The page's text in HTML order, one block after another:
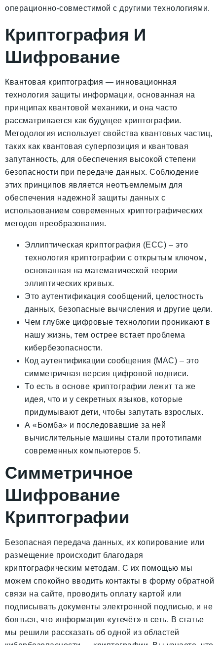
операционно-совместимой с другими технологиями.
Криптография И
Шифрование
Квантовая криптография — инновационная
технология защиты информации, основанная на
принципах квантовой механики, и она часто
рассматривается как будущее криптографии.
Методология использует свойства квантовых частиц,
таких как квантовая суперпозиция и квантовая
запутанность, для обеспечения высокой степени
безопасности при передаче данных. Соблюдение
этих принципов является неотъемлемым для
обеспечения надежной защиты данных с
использованием современных криптографических
методов преобразования.
Эллиптическая криптография (ECC) – это
технология криптографии с открытым ключом,
основанная на математической теории
эллиптических кривых.
Это аутентификация сообщений, целостность
данных, безопасные вычисления и другие цели.
Чем глубже цифровые технологии проникают в
нашу жизнь, тем острее встает проблема
кибербезопасности.
Код аутентификации сообщения (MAC) – это
симметричная версия цифровой подписи.
То есть в основе криптографии лежит та же
идея, что и у секретных языков, которые
придумывают дети, чтобы запутать взрослых.
А «Бомба» и последовавшие за ней
вычислительные машины стали прототипами
современных компьютеров 5.
Симметричное
Шифрование
Криптографии
Безопасная передача данных, их копирование или
размещение происходит благодаря
криптографическим методам. С их помощью мы
можем спокойно вводить контакты в форму обратной
связи на сайте, проводить оплату картой или
подписывать документы электронной подписью, и не
бояться, что информация «утечёт» в сеть. В статье
мы решили рассказать об одной из областей